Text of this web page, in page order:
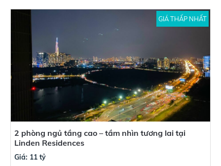
GIÁ THẤP NHẤT
2 phòng ngủ tầng cao – tầm nhìn tương lai tại
Linden Residences
Giá: 11 tỷ